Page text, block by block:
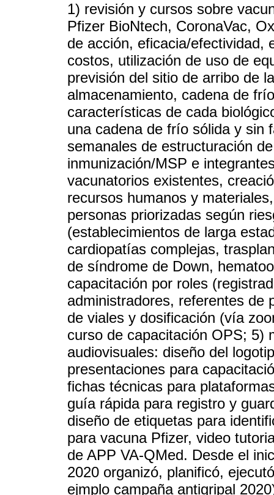
1) revisión y cursos sobre
Pfizer BioNtech, CoronaVac,
de acción, eficacia/efectividad,
costos, utilización de uso de
previsión del sitio de arribo de
almacenamiento, cadena de
características de cada
una cadena de frío sólida y sin
semanales de estructuración
inmunización/MSP e
vacunatorios existentes,
recursos humanos y
personas priorizadas según
(establecimientos de larga
cardiopatías complejas,
de síndrome de Down,
capacitación por roles
administradores, referentes de
de viales y dosificación (vía
curso de capacitación OPS; 5)
audiovisuales: diseño del
presentaciones para
fichas técnicas para
guía rápida para registro y
diseño de etiquetas para
para vacuna Pfizer, video
de APP VA-QMed. Desde el
2020 organizó, planificó,
ejmplo campaña antigripal